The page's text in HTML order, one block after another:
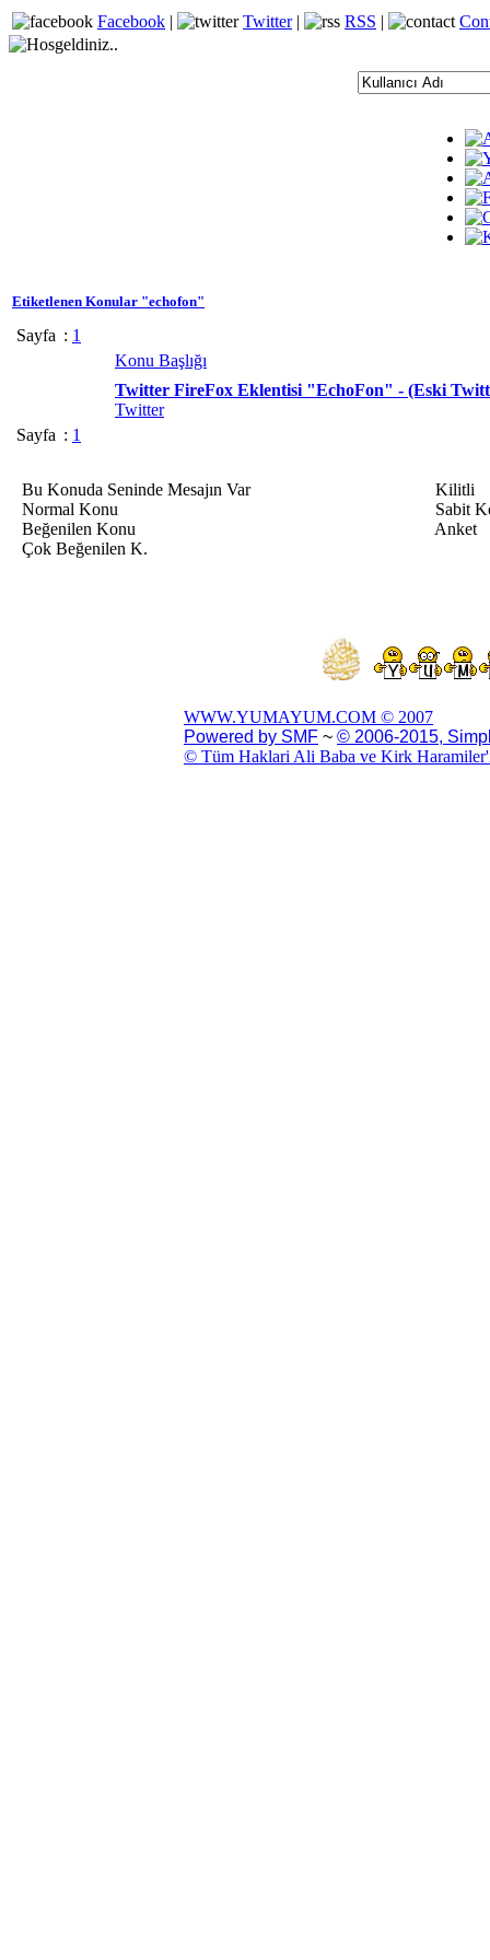
Facebook | Twitter| RSS |
Etiketlenen Konular "echofon"
Sayfa : 1
Konu Başlığı
Twitter FireFox Eklentisi "EchoFon" - (Eski
Twitter
Sayfa : 1
Bu Konuda Seninde Mesajın Var
Normal Konu
Beğenilen Konu
Çok Beğenilen K.
Kilitli
Sabit
Anket
WWW.YUMAYUM.COM © 2007
Powered by SMF ~ © 2006-2015,
© Tüm Haklari Ali Baba ve Kirk